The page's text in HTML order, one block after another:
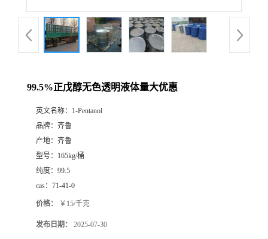
99.5%正戊醇无色透明液体量大优惠
英文名称： 1-Pentanol
品牌： 齐鲁
产地： 齐鲁
型号： 165kg/桶
纯度： 99.5
cas： 71-41-0
价格： ￥15/千克
发布日期： 2025-07-30